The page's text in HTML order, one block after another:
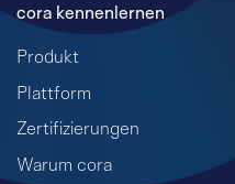
cora kennenlernen
Produkt
Plattform
Zertifizierungen
Warum cora